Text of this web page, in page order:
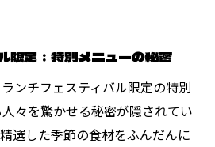
限定：特別メニューの秘密
ンチフェスティバル限定の特別
々を驚かせる秘密が隠されてい
選した季節の食材をふんだんに